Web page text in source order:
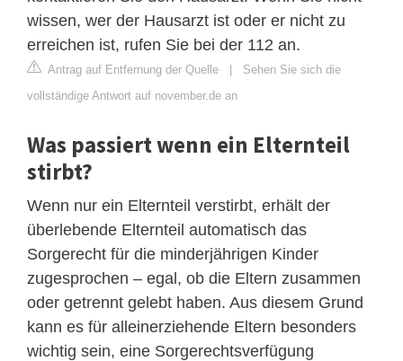
wissen, wer der Hausarzt ist oder er nicht zu
erreichen ist, rufen Sie bei der 112 an.
Antrag auf Entfernung der Quelle | Sehen Sie sich die
vollständige Antwort auf november.de an
Was passiert wenn ein Elternteil
stirbt?
Wenn nur ein Elternteil verstirbt, erhält der
überlebende Elternteil automatisch das
Sorgerecht für die minderjährigen Kinder
zugesprochen – egal, ob die Eltern zusammen
oder getrennt gelebt haben. Aus diesem Grund
kann es für alleinerziehende Eltern besonders
wichtig sein, eine Sorgerechtsverfügung